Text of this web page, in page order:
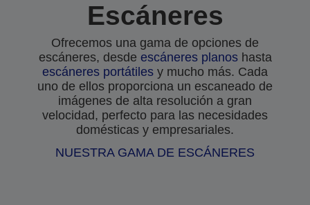
Escáneres
Ofrecemos una gama de opciones de
escáneres, desde escáneres planoshasta
escáneres portátiles y mucho más. Cada
uno de ellos proporciona un escaneado de
imágenes de alta resolución a gran
velocidad, perfecto para las necesidades
domésticas y empresariales.
NUESTRA GAMA DE ESCÁNERES